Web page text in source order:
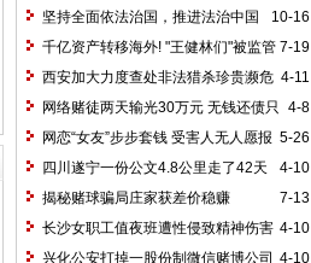
战略部署大会北京隆重召开
10-16
坚持全面依法治国，推进法治中国
7-19
千亿资产转移海外! "王健林们"被监管
部门盯上了
4-11
西安加大力度查处非法猎杀珍贵濒危
野生动植物案
4-8
网络赌徒两天输光30万元 无钱还债只
得报警求助
5-26
网恋“女友”步步套钱 受害人无人愿报
案
4-10
四川遂宁一份公文4.8公里走了42天
12名责任人被处理
7-13
揭秘赌球骗局庄家获差价稳赚
4-10
长沙女职工值夜班遭性侵致精神伤害
4-10
兴化公安打掉一股份制微信赌博公司